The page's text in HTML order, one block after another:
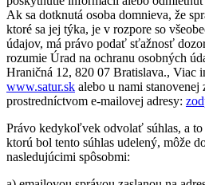
Ak sa dotknutá osoba domnieva, že
ktoré sa jej týka, je v rozpore so
údajov, má právo podať sťažnosť
rozumie Úrad na ochranu osobných
Hraničná 12, 820 07 Bratislava., Viac
www.satur.sk alebo u nami stanovenej
prostredníctvom e-mailovej adresy:
Právo kedykoľvek odvolať súhlas, a
ktorú bol tento súhlas udelený, môže
nasledujúcimi spôsobmi: